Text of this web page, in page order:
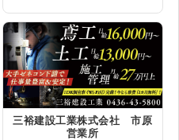
三裕建設工業株式会社 市原
営業所